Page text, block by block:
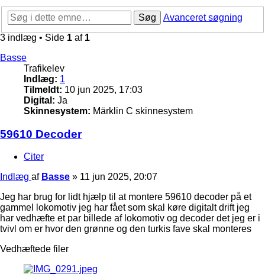
Søg
Avanceret søgning
3 indlæg • Side 1 af 1
Basse
Trafikelev
Indlæg: 1
Tilmeldt: 10 jun 2025, 17:03
Digital: Ja
Skinnesystem: Märklin C skinnesystem
59610 Decoder
Citer
Indlæg af Basse » 11 jun 2025, 20:07
Jeg har brug for lidt hjælp til at montere 59610 decoder på et
gammel lokomotiv jeg har fået som skal køre digitalt drift jeg
har vedhæfte et par billede af lokomotiv og decoder det jeg er i
tvivl om er hvor den grønne og den turkis fave skal monteres
Vedhæftede filer